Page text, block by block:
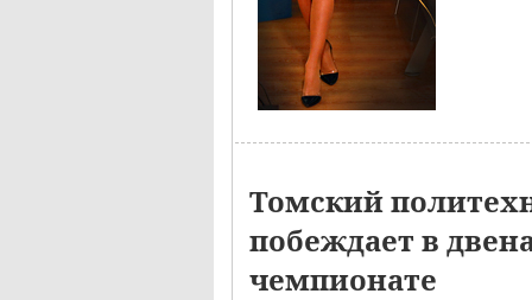
Томский
побеждает в
чемпионате